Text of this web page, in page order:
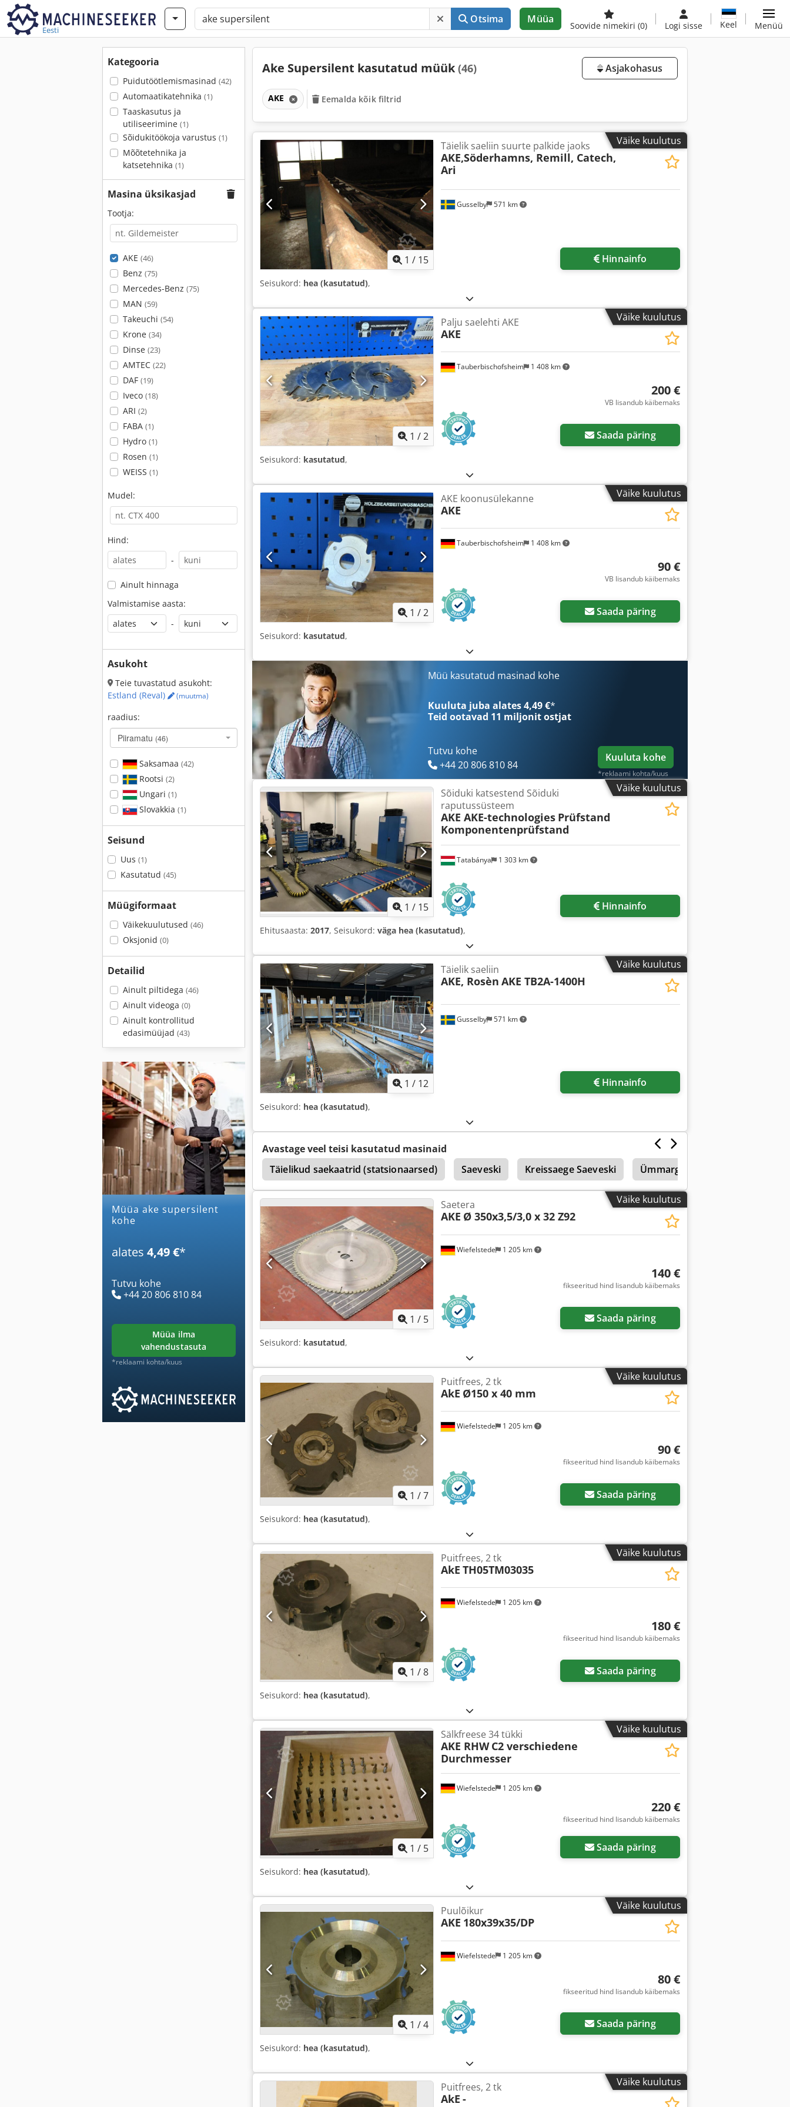
Eesti
Otsima Müüa
Soovide nimekiri (0) Logi sisse Keel Menüü
Kategooria
Puidutöötlemismasinad (42)
Automaatikatehnika (1)
Taaskasutus ja
utiliseerimine (1)
Sõidukitöökoja varustus (1)
Mõõtetehnika ja
katsetehnika (1)
Masina üksikasjad
Tootja:
AKE (46)
Benz (75)
Mercedes-Benz (75)
MAN (59)
Takeuchi (54)
Krone (34)
Dinse (23)
AMTEC (22)
DAF (19)
Iveco (18)
ARI (2)
FABA (1)
Hydro (1)
Rosen (1)
WEISS (1)
Mudel:
Hind:
-
Ainult hinnaga
Valmistamise aasta:
-
Asukoht
Teie tuvastatud asukoht:
Estland (Reval)
(muutma)
raadius:
Piiramatu (46)
Saksamaa (42)
Rootsi (2)
Ungari (1)
Slovakkia (1)
Seisund
Uus (1)
Kasutatud (45)
Müügiformaat
Väikekuulutused (46)
Oksjonid (0)
Detailid
Ainult piltidega (46)
Ainult videoga (0)
Ainult kontrollitud
edasimüüjad (43)
Müüa ake supersilent
kohe
alates 4,49 €*
Tutvu kohe
+44 20 806 810 84
müüa ilma
vahendustasuta
*reklaami kohta/kuus
Ake Supersilent kasutatud müük (46) Asjakohasus
AKE Eemalda kõik filtrid
Väike kuulutus
1 / 15
Gusselby 571 km
Täielik saeliin suurte palkide jaoks
AKE,Söderhamns, Remill, Catech,
Ari
Hinnainfo
Seisukord: hea (kasutatud),
Väike kuulutus
Küsi lisapilte
1 /2
Tauberbischofsheim 1 408 km
Palju saelehti AKE
AKE
200 €
VB lisandub käibemaks
Saada päring
Seisukord: kasutatud,
Väike kuulutus
Küsi lisapilte
1 /2
Tauberbischofsheim 1 408 km
AKE koonusülekanne
AKE
90 €
VB lisandub käibemaks
Saada päring
Seisukord: kasutatud,
Müü kasutatud masinad kohe
Kuuluta juba alates 4,49 €*
Teid ootavad 11 miljonit ostjat
Tutvu kohe
+44 20 806 810 84
Kuuluta kohe
*reklaami kohta/kuus
Väike kuulutus
1 / 15
Tatabánya 1 303 km
Sõiduki katsestend Sõiduki
raputussüsteem
AKE AKE-technologies Prüfstand
Komponentenprüfstand
Hinnainfo
Ehitusaasta: 2017, Seisukord: väga hea (kasutatud),
Väike kuulutus
1 / 12
Gusselby 571 km
Täielik saeliin
AKE, Rosèn AKE TB2A-1400H
Hinnainfo
Seisukord: hea (kasutatud),
Avastage veel teisi kasutatud masinaid
Täielikud saekaatrid (statsionaarsed)
Saeveski Kreissaege Saeveski Ümmarguse Saeveski
Stihl Ms 441 Ümmarguse Saeveski
Väike kuulutus
1 / 5
Wiefelstede 1 205 km
Saetera
AKE Ø 350x3,5/3,0 x 32 Z92
140 €
fikseeritud hind lisandub käibemaks
Saada päring
Seisukord: kasutatud,
Väike kuulutus
1 /7
Wiefelstede 1 205 km
Puitfrees, 2 tk
AkE Ø150 x 40 mm
90 €
fikseeritud hind lisandub käibemaks
Saada päring
Seisukord: hea (kasutatud),
Väike kuulutus
1 /8
Wiefelstede 1 205 km
Puitfrees, 2 tk
AkE TH05TM03035
180 €
fikseeritud hind lisandub käibemaks
Saada päring
Seisukord: hea (kasutatud),
Väike kuulutus
1 / 5
Wiefelstede 1 205 km
Sälkfreese 34 tükki
AKE RHW C2 verschiedene
Durchmesser
220 €
fikseeritud hind lisandub käibemaks
Saada päring
Seisukord: hea (kasutatud),
Väike kuulutus
1 /4
Wiefelstede 1 205 km
Puulõikur
AKE 180x39x35/DP
80 €
fikseeritud hind lisandub käibemaks
Saada päring
Seisukord: hea (kasutatud),
Väike kuulutus
Puitfrees, 2 tk
AkE -